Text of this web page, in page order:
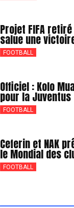
Projet FIFA
salue une
FOOTBALL
Officiel : Kolo
pour la Juventus
FOOTBALL
Ceferin et NAK
le Mondial des
FOOTBALL